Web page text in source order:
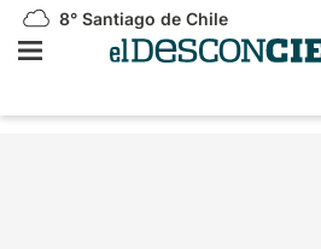
8° Santiago de Chile